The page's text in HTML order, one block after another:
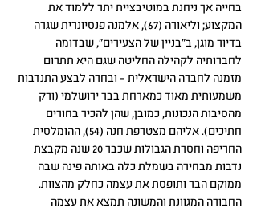
בחייה אך ניחנת במוטיבציית יתר ללמוד את
המקצוע; וליאורה (67), אלמנה פנסיונרית שגרה
בדיור מוגן, ב"בניין של הצעירים", שבדומה
לחברותיה לקהילה החליטה שגם היא תתרום
מזמנה לחברה הישראלית – ובחרה לבצע התנדבות
משמעותית מאוד כמארחת בבר ירושלמי (ורק
מהסיבות הנכונות, כמובן, שהן להכיר בחורים
חתיכים). אליהם מצטרפת חנה (54), ההומלסית
החריפה וחסרת הגבולות שכבר 20 שנה מקבצת
נדבות מבחירה בשמלת כלה באותה פינה שבה
ממוקם הבר ותופסת את עצמה כחלק מהצוות.
החבורה המגוונת והמשונה תמצא את עצמה